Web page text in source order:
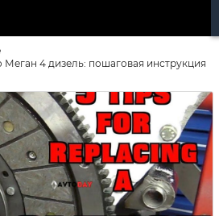
4 дизель: пошаговая инструкция